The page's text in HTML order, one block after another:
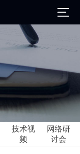
技术视
频
网络研
讨会